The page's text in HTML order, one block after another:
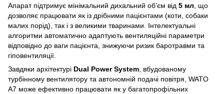
Апарат підтримує мінімальний дихальний об’єм від 5 мл , що
дозволяє працювати як із дрібними пацієнтами (коти, собаки
малих порід), так і з великими тваринами. Інтелектуальні
алгоритми автоматично адаптують вентиляційні параметри
відповідно до ваги пацієнта, знижуючи ризик баротравми та
гіповентиляції.
Завдяки архітектурі Dual Power System , вбудованому
турбінному вентилятору та автономній подачі повітря, WATO
A7 може ефективно працювати як у багатопрофільних